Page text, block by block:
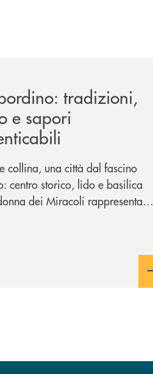
tradizioni,
e sapori
collina, una città dal fascino
centro storico, lido e basilica
dei Miracoli rappresentano